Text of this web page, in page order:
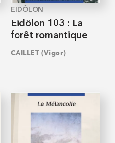
EIDÔLON
Eidôlon 103 : La
forêt romantique
CAILLET (Vigor)